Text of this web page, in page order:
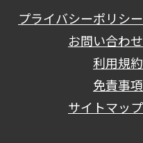
プライバシーポリシー
お問い合わせ
利用規約
免責事項
サイトマップ